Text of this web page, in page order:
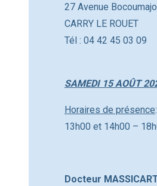
27 Avenue
CARRY LE ROUET
Tél : 04 42 45 03 09
SAMEDI 15 AOÛT
Horaires de présence
13h00 et 14h00 –
Docteur